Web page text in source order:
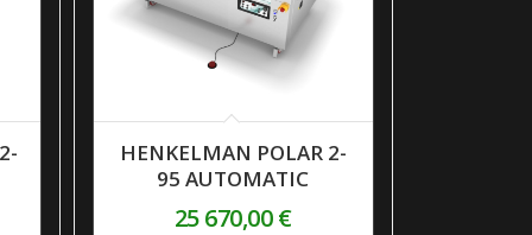
HENKELMAN POLAR 2-
95 AUTOMATIC
25 670,00€